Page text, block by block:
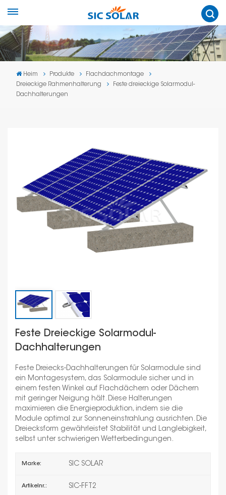
Heim Produkte
Flachdachmontage
Dreieckige Rahmenhalterung
Feste dreieckige Solarmodul-
Dachhalterungen
Feste Dreieckige Solarmodul-
Dachhalterungen
Feste Dreiecks-Dachhalterungen für Solarmodule sind
ein Montagesystem, das Solarmodule sicher und in
einem festen Winkel auf Flachdächern oder Dächern
mit geringer Neigung hält. Diese Halterungen
maximieren die Energieproduktion, indem sie die
Module optimal zur Sonneneinstrahlung ausrichten. Die
Dreiecksform gewährleistet Stabilität und Langlebigkeit,
selbst unter schwierigen Wetterbedingungen.
Marke: SIC SOLAR
Artikelnr.: SIC-FFT2